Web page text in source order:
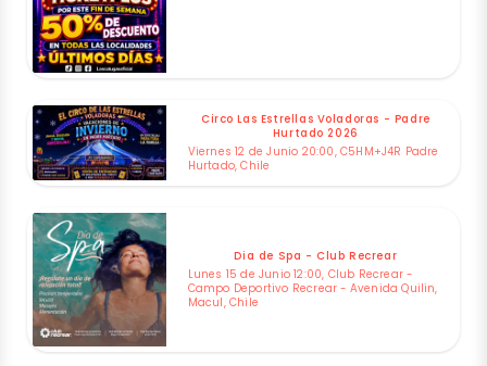
Circo Las Estrellas Voladoras - Padre
Hurtado 2026
Viernes 12 de Junio 20:00, C5HM+J4R Padre
Hurtado, Chile
Dia de Spa - Club Recrear
Lunes 15 de Junio 12:00, Club Recrear -
Campo Deportivo Recrear - Avenida Quilin,
Macul, Chile